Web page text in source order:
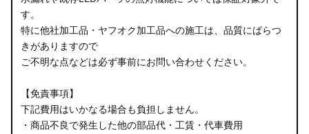
す。
特に他社加工品・ヤフオク加工品への施工は、品質にばらつ
きがありますので
ご不明な点などは必ず事前にお問い合わせください。
【免責事項】
下記費用はいかなる場合も負担しません。
・商品不良で発生した他の部品代・工賃・代車費用